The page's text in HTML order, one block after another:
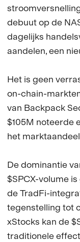
debuut op de
dagelijks
aandelen, een
Het is geen
on-chain-
van Backpack
$105M noteerde
het
De dominantie
$SPCX-volume
de TradFi-
tegenstelling tot
xStocks kan de
traditionele